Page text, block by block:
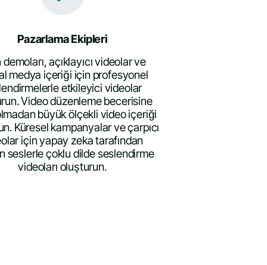
Pazarlama Ekipleri
açıklayıcı videolar ve
medya içeriği için profesyonel
etkileyici videolar
Video düzenleme becerisine
büyük ölçekli video içeriği
Küresel kampanyalar ve çarpıcı
için yapay zeka tarafından
seslerle çoklu dilde seslendirme
videoları oluşturun.